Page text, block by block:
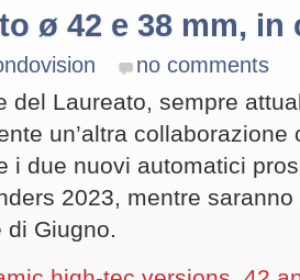
ø 42 e 38 mm, in
no comments
del Laureato, sempre
un’altra collaborazione
i due nuovi automatici
2023, mentre
Giugno.